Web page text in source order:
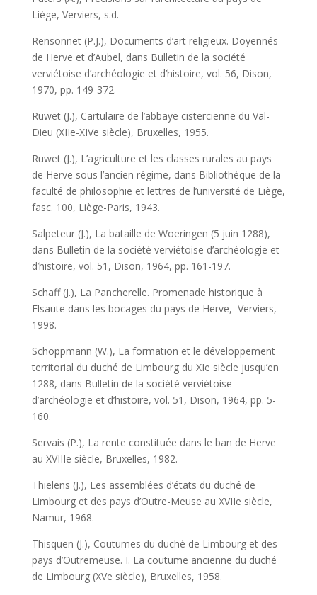
Liège, Verviers, s.d.
Rensonnet (P.J.), Documents d’art religieux. Doyennés
de Herve et d’Aubel, dans Bulletin de la société
verviétoise d’archéologie et d’histoire, vol. 56, Dison,
1970, pp. 149-372.
Ruwet (J.), Cartulaire de l’abbaye cistercienne du Val-
Dieu (XIIe-XIVe siècle), Bruxelles, 1955.
Ruwet (J.), L’agriculture et les classes rurales au pays
de Herve sous l’ancien régime, dans Bibliothèque de la
faculté de philosophie et lettres de l’université de Liège,
fasc. 100, Liège-Paris, 1943.
Salpeteur (J.), La bataille de Woeringen (5 juin 1288),
dans Bulletin de la société verviétoise d’archéologie et
d’histoire, vol. 51, Dison, 1964, pp. 161-197.
Schaff (J.), La Pancherelle. Promenade historique à
Elsaute dans les bocages du pays de Herve, Verviers,
1998.
Schoppmann (W.), La formation et le développement
territorial du duché de Limbourg du XIe siècle jusqu’en
1288, dans Bulletin de la société verviétoise
d’archéologie et d’histoire, vol. 51, Dison, 1964, pp. 5-
160.
Servais (P.), La rente constituée dans le ban de Herve
au XVIIIe siècle, Bruxelles, 1982.
Thielens (J.), Les assemblées d’états du duché de
Limbourg et des pays d’Outre-Meuse au XVIIe siècle,
Namur, 1968.
Thisquen (J.), Coutumes du duché de Limbourg et des
pays d’Outremeuse. I. La coutume ancienne du duché
de Limbourg (XVe siècle), Bruxelles, 1958.